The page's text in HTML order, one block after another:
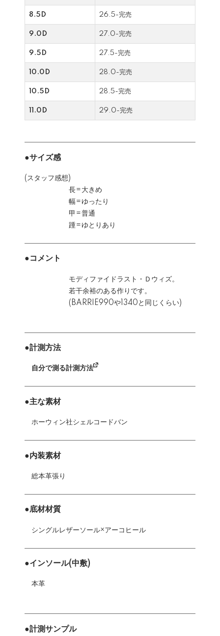
8.5D 26.5-完売
9.0D 27.0-完売
9.5D 27.5-完売
10.0D 28.0-完売
10.5D 28.5-完売
11.0D 29.0-完売
●サイズ感
(スタッフ感想)
長=大きめ
幅=ゆったり
甲=普通
踵=ゆとりあり
●コメント
モディファイドラスト・Ｄウィズ。
若干余裕のある作りです。
(BARRIE990や1340と同じくらい)
●計測方法
自分で測る計測方法
●主な素材
ホーウィン社シェルコードバン
●内装素材
総本革張り
●底材材質
シングルレザーソール×アーコヒール
●インソール(中敷)
本革
●計測サンプル